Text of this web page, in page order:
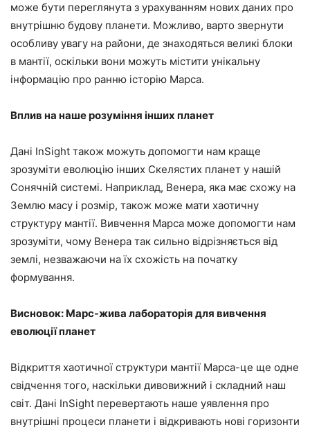
може бути переглянута з урахуванням нових даних про
внутрішню будову планети. Можливо, варто звернути
особливу увагу на райони, де знаходяться великі блоки
в мантії, оскільки вони можуть містити унікальну
інформацію про ранню історію Марса.
Вплив на наше розуміння інших планет
Дані InSight також можуть допомогти нам краще
зрозуміти еволюцію інших Скелястих планет у нашій
Сонячній системі. Наприклад, Венера, яка має схожу на
Землю масу і розмір, також може мати хаотичну
структуру мантії. Вивчення Марса може допомогти нам
зрозуміти, чому Венера так сильно відрізняється від
землі, незважаючи на їх схожість на початку
формування.
Висновок: Марс-жива лабораторія для вивчення
еволюції планет
Відкриття хаотичної структури мантії Марса-це ще одне
свідчення того, наскільки дивовижний і складний наш
світ. Дані InSight перевертають наше уявлення про
внутрішні процеси планети і відкривають нові горизонти